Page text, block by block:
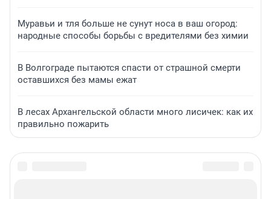
Муравьи и тля больше не сунут носа в ваш огород:
народные способы борьбы с вредителями без химии
В Волгограде пытаются спасти от страшной смерти
оставшихся без мамы ежат
В лесах Архангельской области много лисичек: как их
правильно пожарить